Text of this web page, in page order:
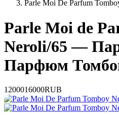
Parle Moi De Parfum
Parle Moi de
Neroli/65 —
Парфюм
1200016000RUB